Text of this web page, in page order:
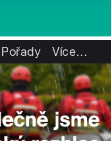
Pořady Více…